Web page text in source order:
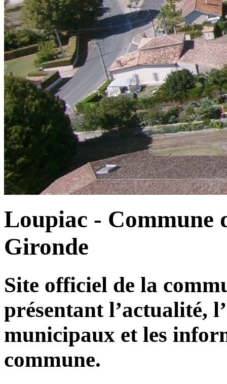
Loupiac - Commune
Gironde
Site officiel de la
présentant l’actualité,
municipaux et les
commune.